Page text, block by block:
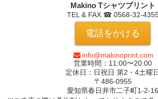
Makino Tシャツプリント
TEL & FAX ☎ 0568-32-
電話をかける
info@makinoprint.com
営業時間：11:00〜20:00
定休日：日祝日 第2・4土曜
〒486-0955
愛知県春日井市二子町1-2-16